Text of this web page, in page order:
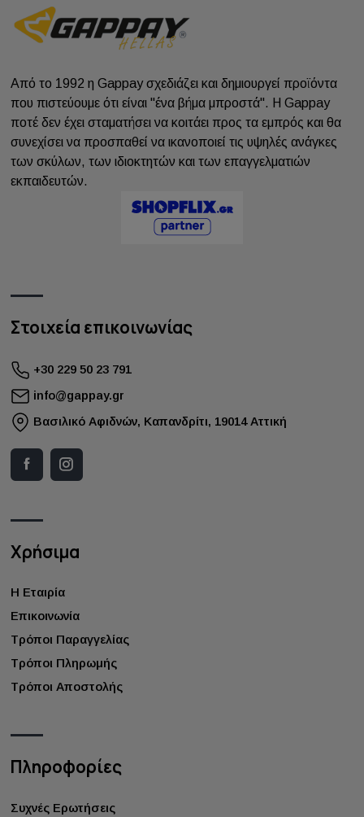
Από το 1992 η Gappay σχεδιάζει και δημιουργεί προϊόντα
που πιστεύουμε ότι είναι "ένα βήμα μπροστά". Η Gappay
ποτέ δεν έχει σταματήσει να κοιτάει προς τα εμπρός και θα
συνεχίσει να προσπαθεί να ικανοποιεί τις υψηλές ανάγκες
των σκύλων, των ιδιοκτητών και των επαγγελματιών
εκπαιδευτών.
Στοιχεία επικοινωνίας
+30 229 50 23 791
info@gappay.gr
Bασιλικό Αφιδνών, Καπανδρίτι, 19014 Αττική
Χρήσιμα
Η Εταιρία
Επικοινωνία
Τρόποι Παραγγελίας
Τρόποι Πληρωμής
Τρόποι Αποστολής
Πληροφορίες
Συχνές Ερωτήσεις